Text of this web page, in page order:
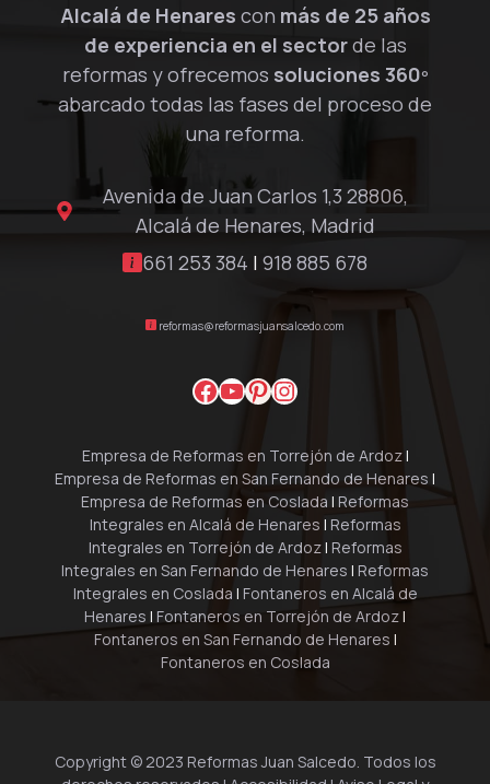
Alcalá de Henares con más de 25 años
de experiencia en el sectorde las
reformas y ofrecemos soluciones 360º
abarcado todas las fases del proceso de
una reforma.
Avenida de Juan Carlos 1,3 28806,
Alcalá de Henares, Madrid
661 253 384 | 918 885 678
reformas@reformasjuansalcedo.com
Facebook
YouTube
Pinterest
Instagram
Empresa de Reformas en Torrejón de Ardoz|
Empresa de Reformas en San Fernando de Henares |
Empresa de Reformas en Coslada | Reformas
Integrales en Alcalá de Henares | Reformas
Integrales en Torrejón de Ardoz| Reformas
Integrales en San Fernando de Henares | Reformas
Integrales en Coslada | Fontaneros en Alcalá de
Henares | Fontaneros en Torrejón de Ardoz|
Fontaneros en San Fernando de Henares |
Fontaneros en Coslada
Copyright © 2023 Reformas Juan Salcedo. Todos los